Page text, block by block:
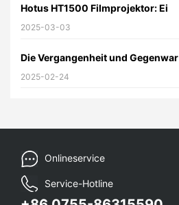
Hotus HT1500 Filmprojektor: Ei
2025-03-03
Die Vergangenheit und Gegenwar
2025-02-24
Onlineservice
Service-Hotline